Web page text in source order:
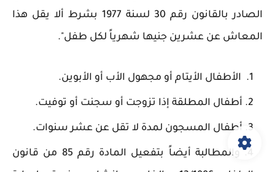
الصادر بالقانون رقم 30 لسنة 1977 بشرط ألا يقل هذا
المعاش عن عشرين جنيها شهرياً لكل طفل".
الأطفال الأيتام أو مجهول الأب أو الأبوين.
أطفال المطلقة إذا تزوجت أو سجنت أو توفيت.
أطفال المسجون لمدة لا تقل عن عشر سنوات.
والمطالبة أيضاً بتفعيل المادة رقم 85 من قانون